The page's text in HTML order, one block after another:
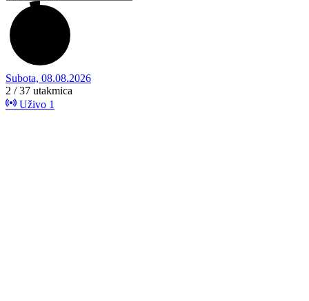
Subota, 08.08.2026
2 / 37 utakmica
Uživo 1